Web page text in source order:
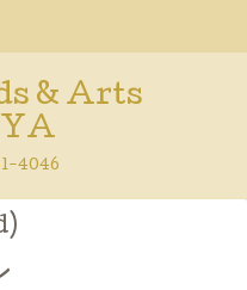
& Arts
4046